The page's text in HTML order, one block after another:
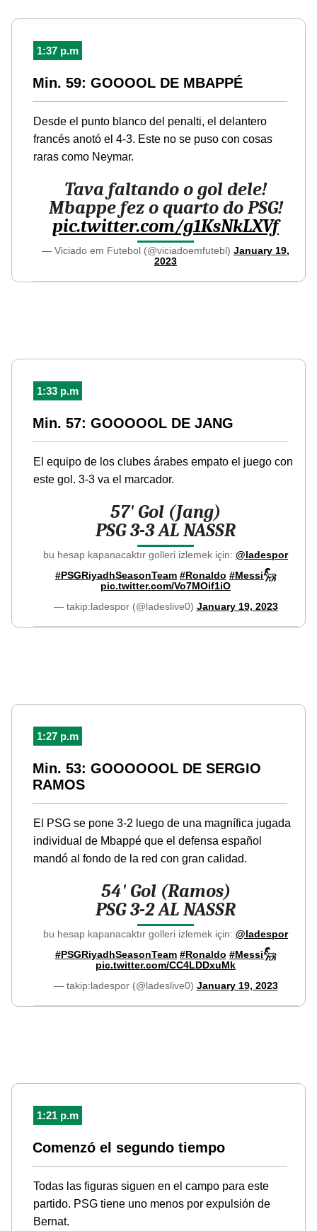
1:37 p.m
Min. 59: GOOOOL DE MBAPPÉ
Desde el punto blanco del penalti, el delantero
francés anotó el 4-3. Este no se puso con cosas
raras como Neymar.
Tava faltando o gol dele!
Mbappe fez o quarto do PSG!
pic.twitter.com/g1KsNkLXVf
— Viciado em Futebol (@viciadoemfutebl) January 19,
2023
1:33 p.m
Min. 57: GOOOOOL DE JANG
El equipo de los clubes árabes empato el juego con
este gol. 3-3 va el marcador.
57' Gol (Jang)
PSG 3-3 AL NASSR
bu hesap kapanacaktır golleri izlemek için: @ladespor
#PSGRiyadhSeasonTeam #Ronaldo #Messi𓃵
pic.twitter.com/Vo7MOif1iO
— takip:ladespor (@ladeslive0) January 19, 2023
1:27 p.m
Min. 53: GOOOOOOL DE SERGIO
RAMOS
El PSG se pone 3-2 luego de una magnífica jugada
individual de Mbappé que el defensa español
mandó al fondo de la red con gran calidad.
54' Gol (Ramos)
PSG 3-2 AL NASSR
bu hesap kapanacaktır golleri izlemek için: @ladespor
#PSGRiyadhSeasonTeam #Ronaldo #Messi𓃵
pic.twitter.com/CC4LDDxuMk
— takip:ladespor (@ladeslive0) January 19, 2023
1:21 p.m
Comenzó el segundo tiempo
Todas las figuras siguen en el campo para este
partido. PSG tiene uno menos por expulsión de
Bernat.